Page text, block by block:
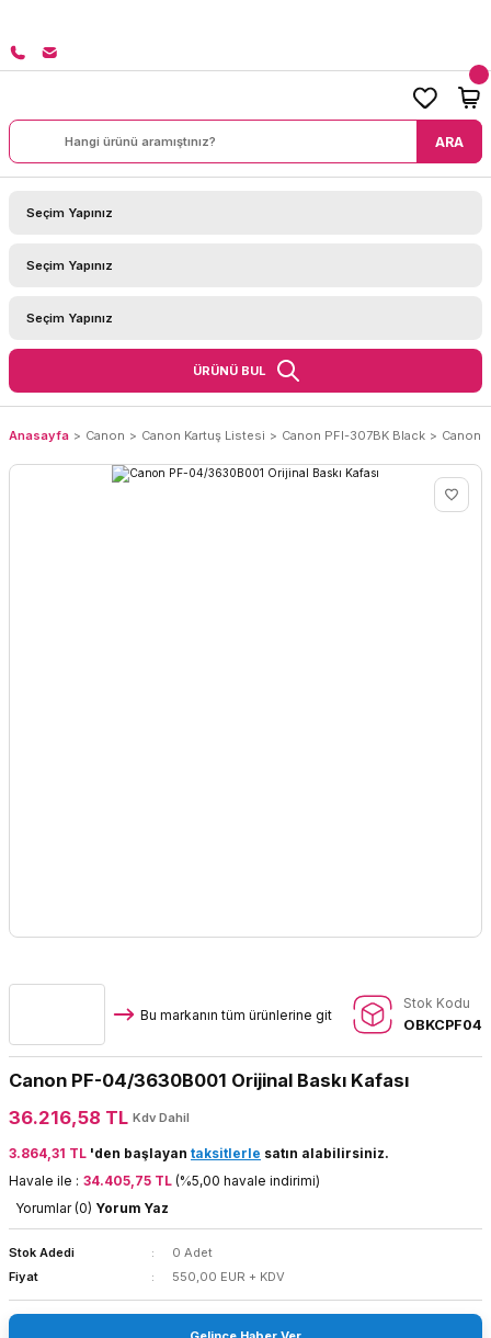
ARA
ÜRÜNÜ BUL
Anasayfa Canon Canon Kartuş Listesi Canon PFI-307BK Black Canon
Bu markanın tüm ürünlerine git
Stok Kodu
OBKCPF04
Canon PF-04/3630B001 Orijinal Baskı Kafası
36.216,58 TL Kdv Dahil
3.864,31 TL 'den başlayan taksitlerle satın alabilirsiniz.
Havale ile : 34.405,75 TL (%5,00 havale indirimi)
Yorumlar (0) Yorum Yaz
Stok Adedi
0 Adet
Fiyat
550,00 EUR + KDV